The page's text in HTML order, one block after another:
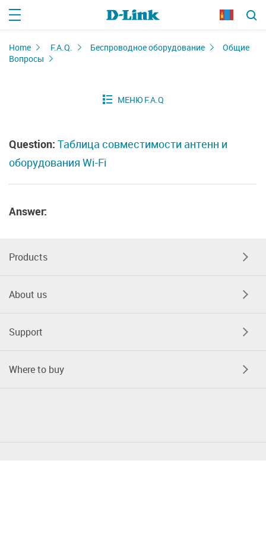
Home F.A.Q. Беспроводное оборудование
Общие
Вопросы
Question: Таблица совместимости антенн и
оборудования Wi-Fi
Answer:
Products
About us
Support
Where to buy